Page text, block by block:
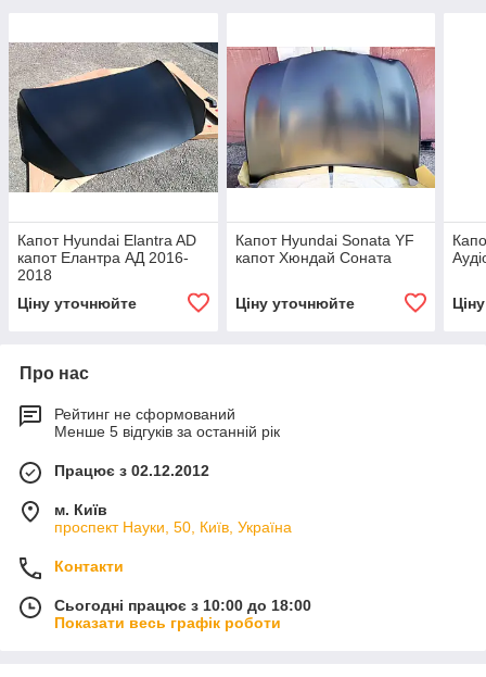
Капот Hyundai Elantra AD
капот Елантра АД 2016-
2018
Ціну уточнюйте
Капот Hyundai Sonata YF
капот Хюндай Соната
Ціну уточнюйте
Про нас
Рейтинг не сформований
Менше 5 відгуків за останній рік
Працює з 02.12.2012
м. Київ
проспект Науки, 50, Київ, Україна
Контакти
Сьогодні працює з 10:00 до 18:00
Показати весь графік роботи